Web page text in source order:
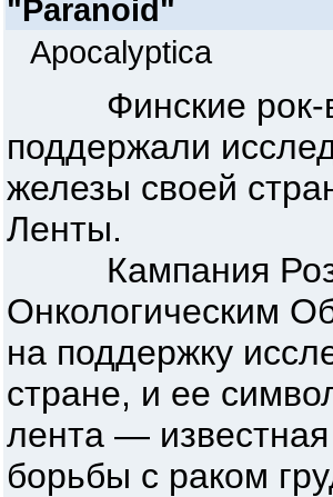
"Paranoid"
Apocalyptica
Финские рок-
поддержали
железы своей
Ленты.
Кампания
Онкологическим
на поддержку
стране, и ее
лента —
борьбы с раком